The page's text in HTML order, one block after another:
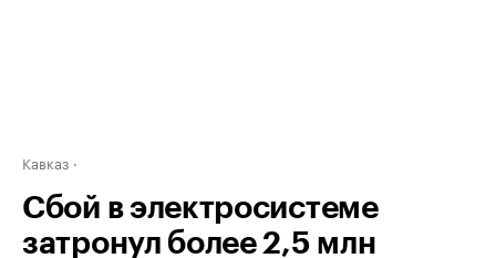
Кавказ
Сбой в электросистеме
затронул более 2,5 млн